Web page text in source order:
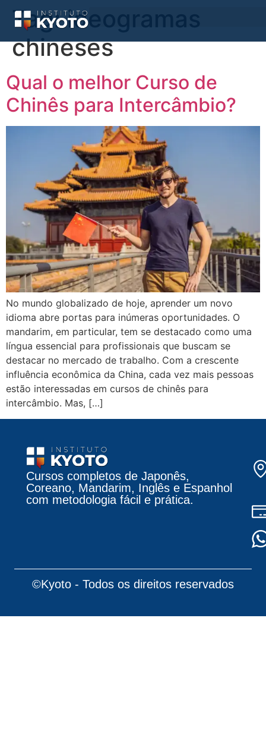
Tag:ideogramas
chineses
Qual o melhor Curso de
Chinês para Intercâmbio?
No mundo globalizado de hoje, aprender um novo
idioma abre portas para inúmeras oportunidades. O
mandarim, em particular, tem se destacado como uma
língua essencial para profissionais que buscam se
destacar no mercado de trabalho. Com a crescente
influência econômica da China, cada vez mais pessoas
estão interessadas em cursos de chinês para
intercâmbio. Mas, […]
Cursos completos de Japonês,
Coreano, Mandarim, Inglês e Espanhol
com metodologia fácil e prática.
©Kyoto - Todos os direitos reservados